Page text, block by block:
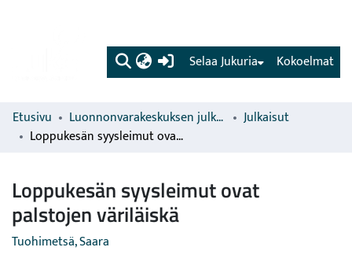
(current) Kokoelmat
Selaa Jukuria
Etusivu Luonnonvarakeskuksen julkaisut
Julkaisut
Loppukesän syysleimut ovat palstojen väriläiskä
Loppukesän syysleimut ovat
palstojen väriläiskä
Tuohimetsä, Saara